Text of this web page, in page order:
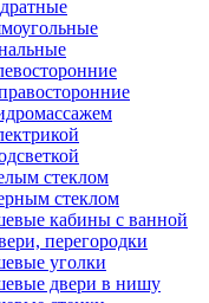
стеклом
стеклом
кабины с ванной
перегородки
уголки
двери в нишу